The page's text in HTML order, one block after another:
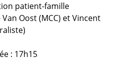
patient-famille
Oost (MCC) et Vincent
: 17h15